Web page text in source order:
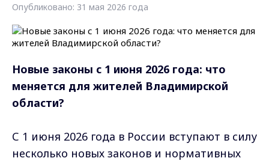
Опубликовано: 31 мая 2026 года
Новые законы с 1 июня 2026 года: что
меняется для жителей Владимирской
области?
С 1 июня 2026 года в России вступают в силу
несколько новых законов и нормативных